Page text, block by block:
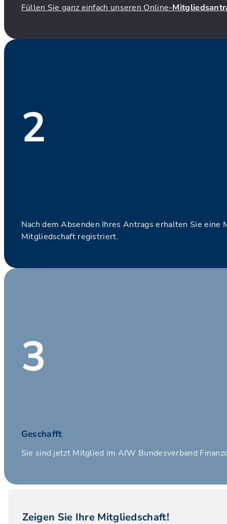
Füllen Sie ganz einfach unseren Online-
2
Nach dem Absenden Ihres Antrags erhalten Sie
Mitgliedschaft registriert.
3
Geschafft
Sie sind jetzt Mitglied im AfW Bundesverband
Zeigen Sie Ihre Mitgliedschaft!